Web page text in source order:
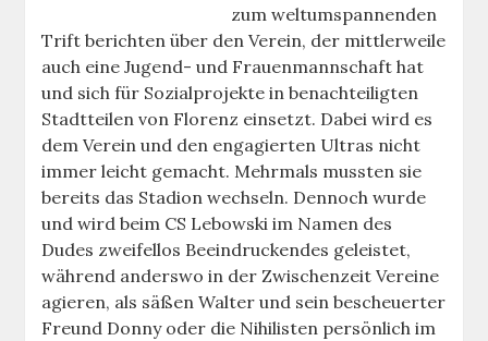
zum weltumspannenden
Trift berichten über den Verein, der mittlerweile
auch eine Jugend- und Frauenmannschaft hat
und sich für Sozialprojekte in benachteiligten
Stadtteilen von Florenz einsetzt. Dabei wird es
dem Verein und den engagierten Ultras nicht
immer leicht gemacht. Mehrmals mussten sie
bereits das Stadion wechseln. Dennoch wurde
und wird beim CS Lebowski im Namen des
Dudes zweifellos Beeindruckendes geleistet,
während anderswo in der Zwischenzeit Vereine
agieren, als säßen Walter und sein bescheuerter
Freund Donny oder die Nihilisten persönlich im